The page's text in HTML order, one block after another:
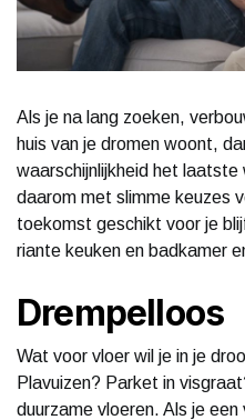
Als je na lang zoeken,
huis van je dromen woont,
waarschijnlijkheid het
daarom met slimme keuzes
toekomst geschikt voor je
riante keuken en badkamer
Drempelloos
Wat voor vloer wil je in je
Plavuizen? Parket in
duurzame vloeren. Als je